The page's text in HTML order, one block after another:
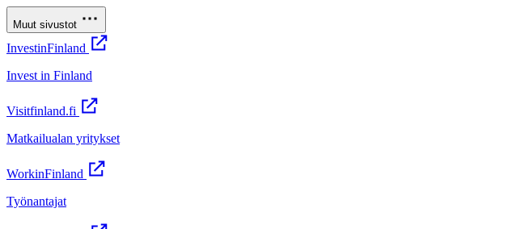
Muut sivustot
InvestinFinland
Invest in Finland
Visitfinland.fi
Matkailualan yritykset
WorkinFinland
Työnantajat